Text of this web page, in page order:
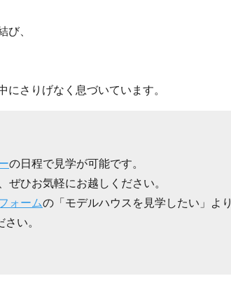
、
さりげなく息づいています。
の日程で見学が可能です。
ぜひお気軽にお越しください。
ォームの「モデルハウスを見学したい」より
い。